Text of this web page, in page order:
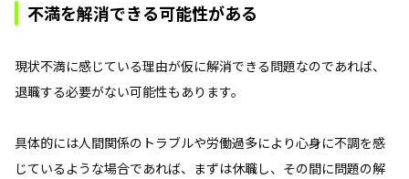
不満を解消できる可能性がある
現状不満に感じている理由が仮に解消できる問題なのであれば、
退職する必要がない可能性もあります。
具体的には人間関係のトラブルや労働過多により心身に不調を感
じているような場合であれば、まずは休職し、その間に問題の解